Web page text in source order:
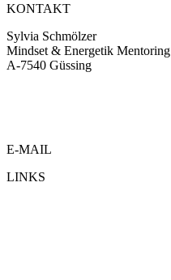
KONTAKT
Sylvia Schmölzer
Mindset & Energetik Mentoring
A-7540 Güssing
E-MAIL
LINKS